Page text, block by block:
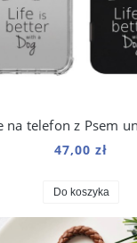
47,00 zł
Do koszyka